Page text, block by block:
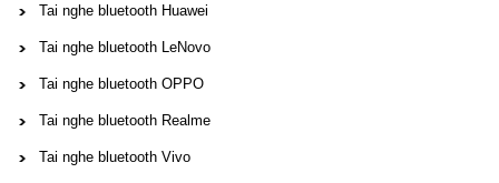
Tai nghe bluetooth Huawei
Tai nghe bluetooth LeNovo
Tai nghe bluetooth OPPO
Tai nghe bluetooth Realme
Tai nghe bluetooth Vivo